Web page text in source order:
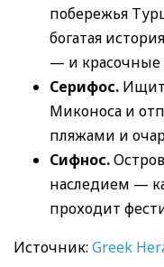
побережья
богатая
— и красочные
Серифос.
Миконоса и
пляжами и
Сифнос.
наследием —
проходит
Источник: Greek